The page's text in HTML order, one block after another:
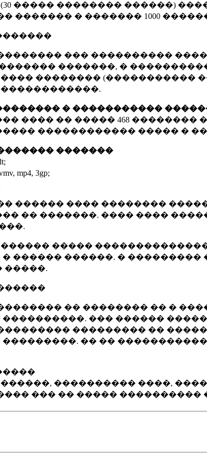
30 ����� �������� ������)
������� � ������� 1000
��� ����������
�������, �
�������� (�����������
� �����������
���� �� ����� 468 ��������
������������ ����� � ��
�������
mp4, 3gp;
������ ���� ��������
�� �������. ���� ����
�����
������ ������. �
�����.
�� �������� �� �
��� ������
��������� ��
�� ��
���������� ����,
��� �� �����